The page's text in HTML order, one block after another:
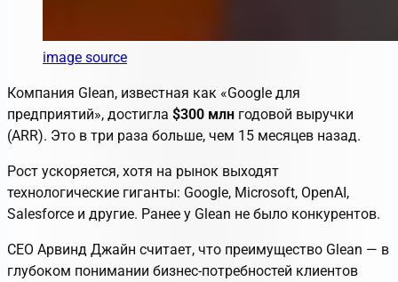
image source
Компания Glean, известная как «Google для
предприятий», достигла $300 млн годовой выручки
(ARR). Это в три раза больше, чем 15 месяцев назад.
Рост ускоряется, хотя на рынок выходят
технологические гиганты: Google, Microsoft, OpenAI,
Salesforce и другие. Ранее у Glean не было конкурентов.
CEO Арвинд Джайн считает, что преимущество Glean — в
глубоком понимании бизнес-потребностей клиентов